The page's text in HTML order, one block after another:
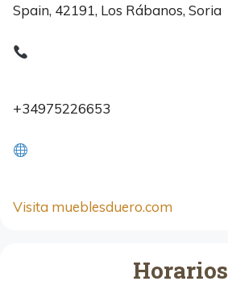
Spain, 42191, Los Rábanos, Soria
+34975226653
Visita mueblesduero.com
Horarios